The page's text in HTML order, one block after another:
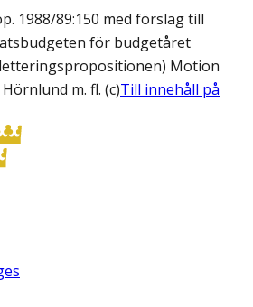
1988/89:150 med förslag till
för budgetåret
Motion
m. fl. (c)Till innehåll på